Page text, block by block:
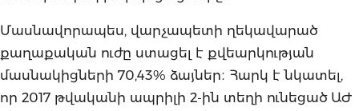
Մասնավորապես, վարչապետի ղեկավարած
քաղաքական ուժը ստացել է քվեարկության
մասնակիցների 70,43% ձայներ։ Հարկ է նկատել,
որ 2017 թվականի ապրիլի 2-ին տեղի ունեցած ԱԺ